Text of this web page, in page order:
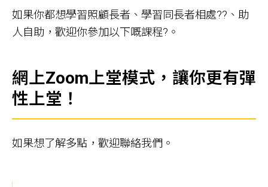
如果你都想學習照顧長者、學習同長者相處??、助
人自助，歡迎你參加以下嘅課程?。
網上Zoom上堂模式，讓你更有彈
性上堂！
如果想了解多點，歡迎聯絡我們。